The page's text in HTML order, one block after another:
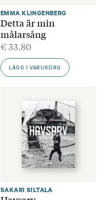
EMMA KLINGENBERG
Detta är min
målarsång
€33.80
LÄGG I VARUKORG
SAKARI SILTALA